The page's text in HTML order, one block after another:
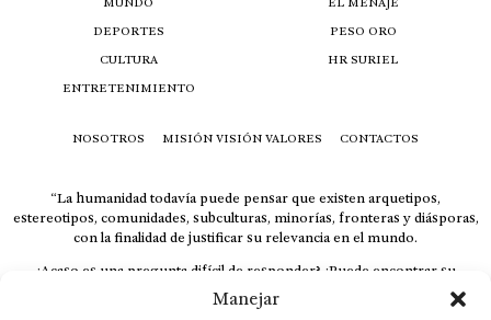
Manejar
DEPORTES
CULTURA
ENTRETENIMIENTO
PESO ORO
HR SURIEL
NOSOTROS MISIÓN VISIÓN VALORES CONTACTOS
“La humanidad todavía puede pensar que existen arquetipos,
estereotipos, comunidades, subculturas, minorías, fronteras y diásporas,
con la finalidad de justificar su relevancia en el mundo.
¿Acaso es una pregunta difícil de responder? ¿Puede encontrar su
respuesta al instante, otorgando al receptor cuestionado espacio y
velocidad suficiente para responder correctamente? De no ser así, el que